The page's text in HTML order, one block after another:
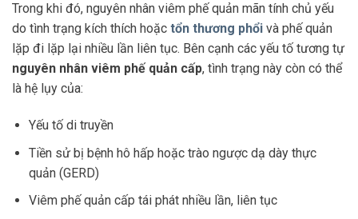
Trong khi đó, nguyên nhân viêm phế quản mãn tính chủ yếu
do tình trạng kích thích hoặc tổn thương phổi và phế quản
lặp đi lặp lại nhiều lần liên tục. Bên cạnh các yếu tố tương tự
nguyên nhân viêm phế quản cấp, tình trạng này còn có thể
là hệ lụy của:
Yếu tố di truyền
Tiền sử bị bệnh hô hấp hoặc trào ngược dạ dày thực
quản (GERD)
Viêm phế quản cấp tái phát nhiều lần, liên tục